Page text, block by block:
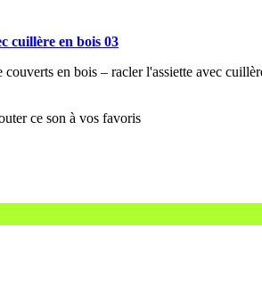
cuillère en bois 03
en bois – racler l'assiette avec